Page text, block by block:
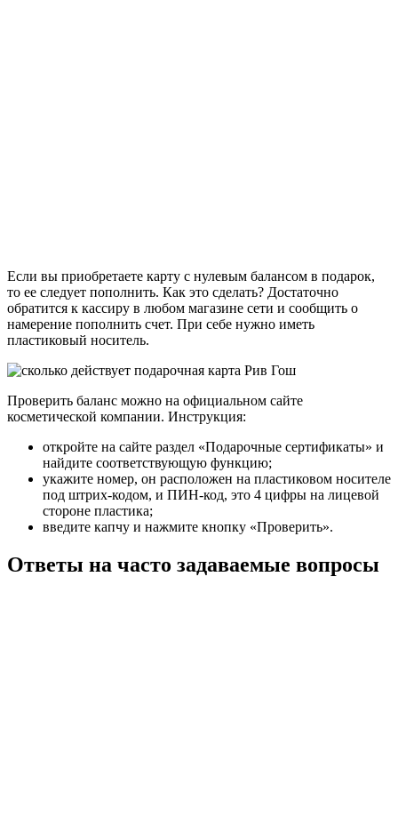
Если вы приобретаете карту с нулевым балансом в подарок,
то ее следует пополнить. Как это сделать? Достаточно
обратится к кассиру в любом магазине сети и сообщить о
намерение пополнить счет. При себе нужно иметь
пластиковый носитель.
Проверить баланс можно на официальном сайте
косметической компании. Инструкция:
откройте на сайте раздел «Подарочные сертификаты» и
найдите соответствующую функцию;
укажите номер, он расположен на пластиковом носителе
под штрих-кодом, и ПИН-код, это 4 цифры на лицевой
стороне пластика;
введите капчу и нажмите кнопку «Проверить».
Ответы на часто задаваемые вопросы